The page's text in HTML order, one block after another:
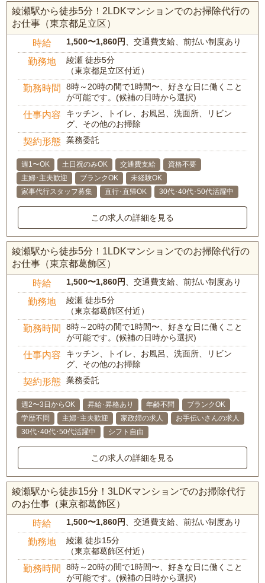
綾瀬駅から徒歩5分！2LDKマンションでのお掃除代行の
お仕事（東京都足立区）
時給 1,500〜1,860円、交通費支給、前払い制度あり
勤務地
綾瀬 徒歩5分
（東京都足立区付近）
勤務時間
8時～20時の間で1時間〜、好きな日に働くこと
が可能です。(候補の日時から選択)
仕事内容
キッチン、トイレ、お風呂、洗面所、リビン
グ、その他のお掃除
契約形態 業務委託
週1〜OK 土日祝のみOK 交通費支給
資格不要
主婦･主夫歓迎
ブランクOK
未経験OK
家事代行スタッフ募集
直行･直帰OK 30代･40代･50代活躍中
この求人の詳細を見る
綾瀬駅から徒歩5分！1LDKマンションでのお掃除代行の
お仕事（東京都葛飾区）
時給 1,500〜1,860円、交通費支給、前払い制度あり
勤務地
綾瀬 徒歩5分
（東京都葛飾区付近）
勤務時間
8時～20時の間で1時間〜、好きな日に働くこと
が可能です。(候補の日時から選択)
仕事内容
キッチン、トイレ、お風呂、洗面所、リビン
グ、その他のお掃除
契約形態 業務委託
週2〜3日からOK 昇給･昇格あり 年齢不問
ブランクOK
学歴不問
主婦･主夫歓迎 家政婦の求人
お手伝いさんの求人
30代･40代･50代活躍中
シフト自由
この求人の詳細を見る
綾瀬駅から徒歩15分！3LDKマンションでのお掃除代行
のお仕事（東京都葛飾区）
時給 1,500〜1,860円、交通費支給、前払い制度あり
勤務地
綾瀬 徒歩15分
（東京都葛飾区付近）
勤務時間
8時～20時の間で1時間〜、好きな日に働くこと
が可能です。(候補の日時から選択)